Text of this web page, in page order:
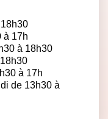
à 17h
à 18h30
à 17h
de 13h30 à